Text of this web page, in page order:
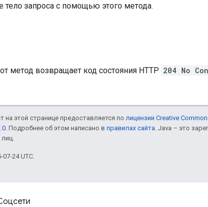
тело запроса с помощью этого метода.
метод возвращает код состояния HTTP 204 No
на этой странице предоставляется по лицензии Creative
. Подробнее об этом написано в правилах сайта . Java – это
24 UTC.